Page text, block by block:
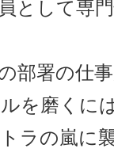
として専
部署の仕
を磨くに
ラの嵐に